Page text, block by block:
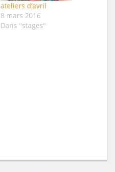
ateliers d’avril
8 mars 2016
Dans "stages"